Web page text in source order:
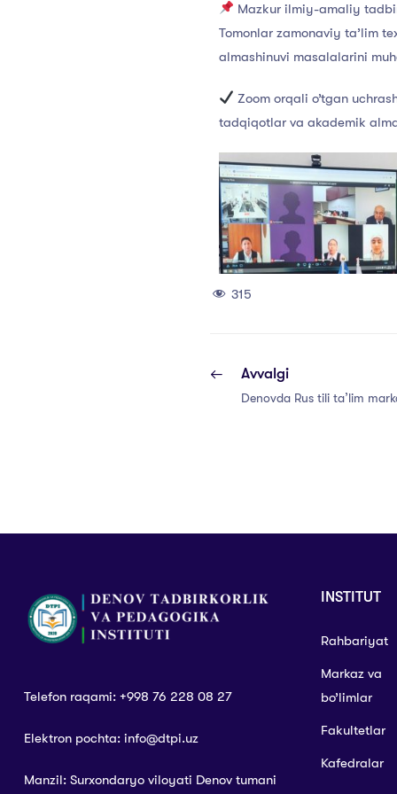
Mazkur ilmiy-amaliy
Tomonlar zamonaviy ta’lim
almashinuvi masalalarini
Zoom orqali o’tgan
tadqiqotlar va akademik
315
Avvalgi
Denovda Rus tili taʼlim
Telefon raqami: +998 76 228 08 27
Elektron pochta: info@dtpi.uz
Manzil: Surxondaryo viloyati Denov tumani
INSTITUT
Rahbariyat
Markaz va
bo’limlar
Fakultetlar
Kafedralar